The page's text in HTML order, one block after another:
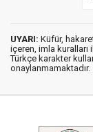
UYARI: Küfür,
içeren, imla kuralları
Türkçe karakter
onaylanmamaktadır.